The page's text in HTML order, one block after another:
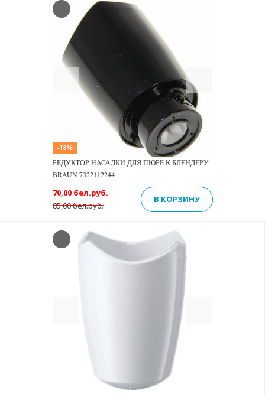
Previous
-18%
РЕДУКТОР НАСАДКИ ДЛЯ ПЮРЕ К БЛЕНДЕРУ
BRAUN 7322112244
85,00 бел.руб.
70,00 бел.руб.
В КОРЗИНУ